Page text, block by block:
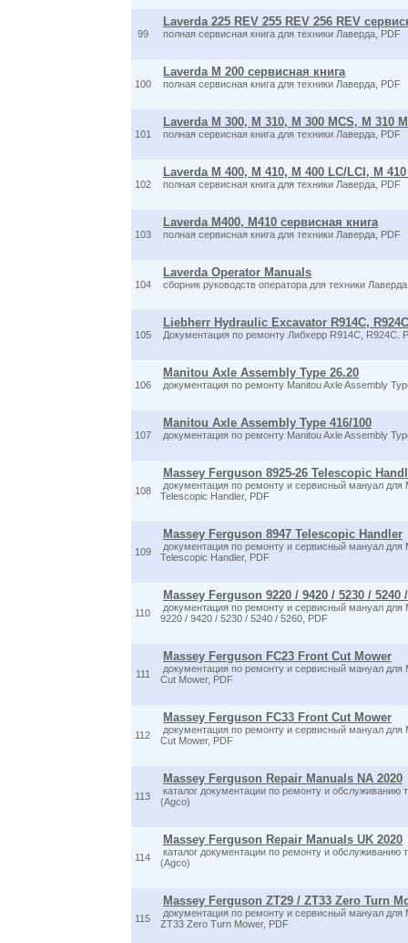
99
Laverda 225 REV 255 REV 256 REV
полная сервисная книга для техники Лаверда, PDF
100
Laverda M 200 сервисная книга
полная сервисная книга для техники Лаверда, PDF
101
Laverda M 300, M 310, M 300 MCS, M 310
полная сервисная книга для техники Лаверда, PDF
102
Laverda M 400, M 410, M 400 LC/LCI, M
полная сервисная книга для техники Лаверда, PDF
103
Laverda M400, M410 сервисная книга
полная сервисная книга для техники Лаверда, PDF
104
Laverda Operator Manuals
сборник руководств оператора для техники Лаверда
105
Liebherr Hydraulic Excavator R914C,
Документация по ремонту Либхерр R914C, R924C.
106
Manitou Axle Assembly Type 26.20
документация по ремонту Manitou Axle Assembly
107
Manitou Axle Assembly Type 416/100
документация по ремонту Manitou Axle Assembly
108
Massey Ferguson 8925-26 Telescopic
документация по ремонту и сервисный мануал для
Telescopic Handler, PDF
109
Massey Ferguson 8947 Telescopic Handler
документация по ремонту и сервисный мануал для
Telescopic Handler, PDF
110
Massey Ferguson 9220 / 9420 / 5230 / 5240
документация по ремонту и сервисный мануал для
9220 / 9420 / 5230 / 5240 / 5260, PDF
111
Massey Ferguson FC23 Front Cut Mower
документация по ремонту и сервисный мануал
Cut Mower, PDF
112
Massey Ferguson FC33 Front Cut Mower
документация по ремонту и сервисный мануал
Cut Mower, PDF
113
Massey Ferguson Repair Manuals NA 2020
каталог документации по ремонту и обслуживанию
(Agco)
114
Massey Ferguson Repair Manuals UK 2020
каталог документации по ремонту и обслуживанию
(Agco)
115
Massey Ferguson ZT29 / ZT33 Zero Turn
документация по ремонту и сервисный мануал для
ZT33 Zero Turn Mower, PDF